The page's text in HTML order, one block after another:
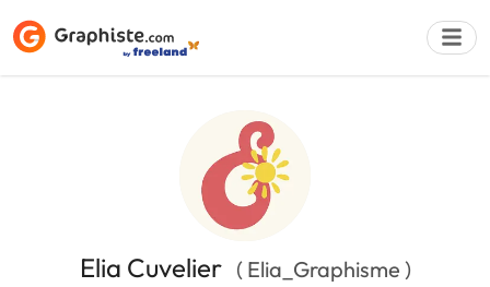
Elia Cuvelier ( Elia_Graphisme )